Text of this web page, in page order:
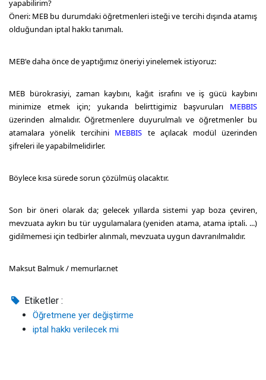
yapabilirim?
Öneri: MEB bu durumdaki öğretmenleri isteği ve tercihi dışında atamış
olduğundan iptal hakkı tanımalı.
MEB'e daha önce de yaptığımız öneriyi yinelemek istiyoruz:
MEB bürokrasiyi, zaman kaybını, kağıt israfını ve iş gücü kaybını
minimize etmek için; yukarıda belirttigimiz başvuruları MEBBIS
üzerinden almalıdır. Öğretmenlere duyurulmalı ve öğretmenler bu
atamalara yönelik tercihini MEBBIS te açılacak modül üzerinden
şifreleri ile yapabilmelidirler.
Böylece kısa sürede sorun çözülmüş olacaktır.
Son bir öneri olarak da; gelecek yıllarda sistemi yap boza çeviren,
mevzuata aykırı bu tür uygulamalara (yeniden atama, atama iptali. ...)
gidilmemesi için tedbirler alınmalı, mevzuata uygun davranılmalıdır.
Maksut Balmuk / memurlar.net
Etiketler :
Öğretmene yer değiştirme
iptal hakkı verilecek mi